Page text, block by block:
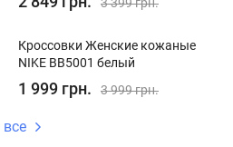
Кроссовки Женские кожаные
NIKE BB5001 белый
1 999 грн. 3 999 грн.